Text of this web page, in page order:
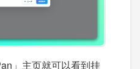
」主页就可以看到挂